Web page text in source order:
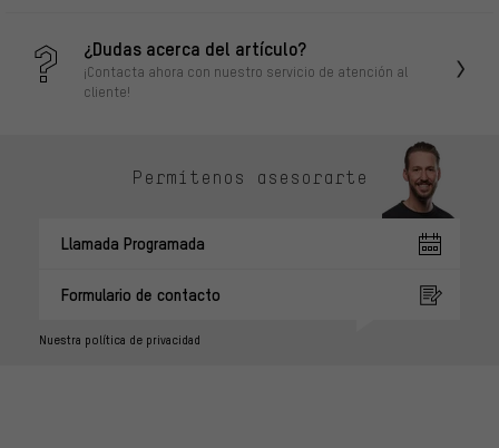
¿Dudas acerca del artículo?
¡Contacta ahora con nuestro servicio de atención al
cliente!
Permítenos asesorarte
Llamada Programada
Formulario de contacto
Nuestra política de privacidad